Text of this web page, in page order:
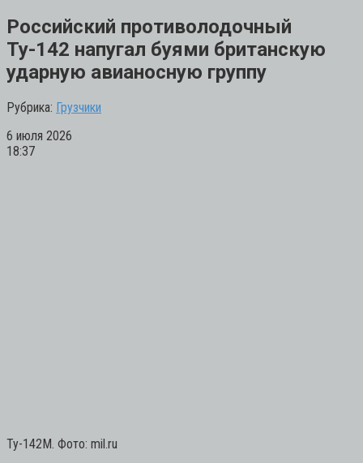
Российский противолодочный
Ту-142 напугал буями британскую
ударную авианосную группу
Рубрика: Грузчики
6 июля 2026
18:37
Ту-142М. Фото: mil.ru